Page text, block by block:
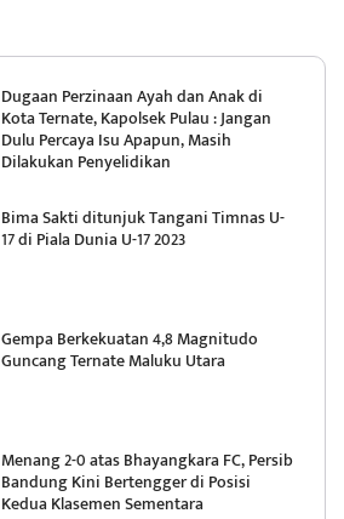
Dugaan Perzinaan Ayah dan Anak di
Kota Ternate, Kapolsek Pulau : Jangan
Dulu Percaya Isu Apapun, Masih
Dilakukan Penyelidikan
Bima Sakti ditunjuk Tangani Timnas U-
17 di Piala Dunia U-17 2023
Gempa Berkekuatan 4,8 Magnitudo
Guncang Ternate Maluku Utara
Menang 2-0 atas Bhayangkara FC, Persib
Bandung Kini Bertengger di Posisi
Kedua Klasemen Sementara